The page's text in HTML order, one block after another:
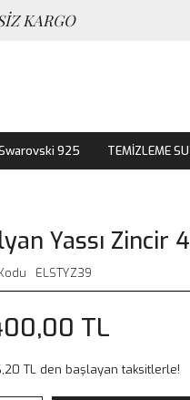
KARGO
925 TEMİZLEME
Yassı Zincir
ELSTYZ39
TL
TL den başlayan taksitlerle!